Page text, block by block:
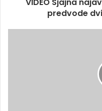
VIDEO Sjajna
predvode